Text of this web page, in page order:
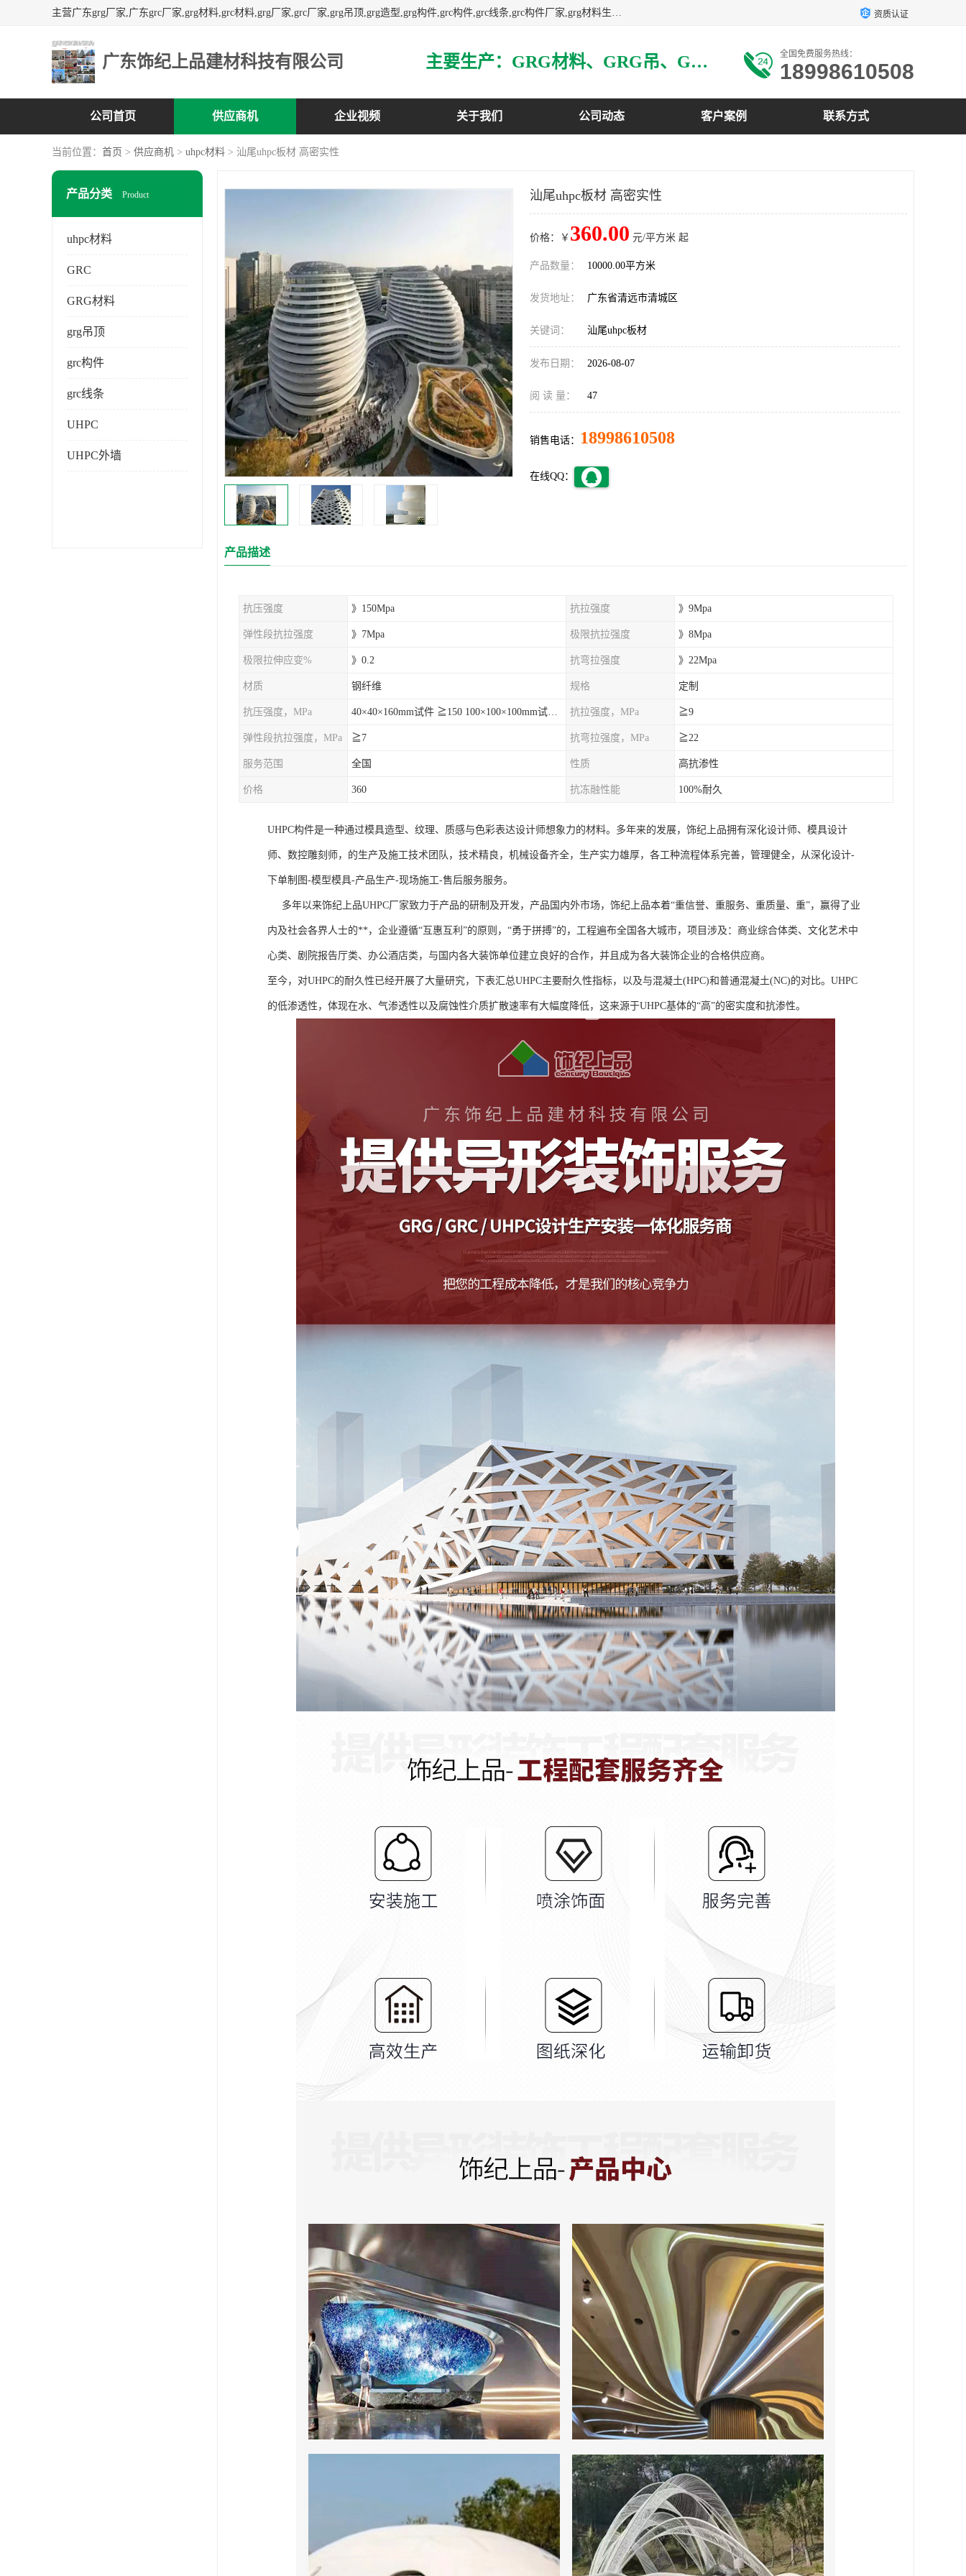
主营广东grg厂家,广东grc厂家,grg材料,grc材料,grg厂家,grc厂家,grg吊顶,grg造型,grg构件,grc构件,grc线条,grc构件厂家,grg材料生产厂家,grg材料定制,uhpc,uhpc厂家,uhpc外墙挂板,uhpc镂空幕墙板,3万平方厂房,如果您对我公司的产品服务感兴趣,请联系我们. 资质认证
广东饰纪上品建材科技有限公司 主要生产：GRG材料、GRG吊、GRG构件、GRG线条、GRG艺术造型、GRG吊材料等 全国免费服务热线：
18998610508
公司首页 供应商机 企业视频 关于我们 公司动态 客户案例 联系方式
当前位置： 首页 > 供应商机 > uhpc材料 > 汕尾uhpc板材 高密实性
产品分类 Product
uhpc材料
GRC
GRG材料
grg吊顶
grc构件
grc线条
UHPC
UHPC外墙
汕尾uhpc板材 高密实性
价格：￥ 360.00 元/平方米 起
产品数量： 10000.00平方米
发货地址： 广东省清远市清城区
关键词： 汕尾uhpc板材
发布日期： 2026-08-07
阅 读 量： 47
销售电话： 18998610508
在线QQ：
产品描述
抗压强度 》150Mpa 抗拉强度 》9Mpa
弹性段抗拉强度 》7Mpa 极限抗拉强度 》8Mpa
极限拉伸应变% 》0.2 抗弯拉强度 》22Mpa
材质 钢纤维 规格 定制
抗压强度，MPa 40×40×160mm试件 ≧150 100×100×100mm试件≧120 抗拉强度，MPa ≧9
弹性段抗拉强度，MPa ≧7 抗弯拉强度，MPa ≧22
服务范围 全国 性质 高抗渗性
价格 360 抗冻融性能 100%耐久
UHPC构件是一种通过模具造型、纹理、质感与色彩表达设计师想象力的材料。多年来的发展，饰纪上品拥有深化设计师、模具设计
师、数控雕刻师，的生产及施工技术团队，技术精良，机械设备齐全，生产实力雄厚，各工种流程体系完善，管理健全，从深化设计-
下单制图-模型模具-产品生产-现场施工-售后服务服务。
多年以来饰纪上品UHPC厂家致力于产品的研制及开发，产品国内外市场，饰纪上品本着“重信誉、重服务、重质量、重”，赢得了业
内及社会各界人士的**，企业遵循“互惠互利”的原则，“勇于拼搏”的，工程遍布全国各大城市，项目涉及：商业综合体类、文化艺术中
心类、剧院报告厅类、办公酒店类，与国内各大装饰单位建立良好的合作，并且成为各大装饰企业的合格供应商。
至今，对UHPC的耐久性已经开展了大量研究，下表汇总UHPC主要耐久性指标，以及与混凝土(HPC)和普通混凝土(NC)的对比。UHPC
的低渗透性，体现在水、气渗透性以及腐蚀性介质扩散速率有大幅度降低，这来源于UHPC基体的“高”的密实度和抗渗性。